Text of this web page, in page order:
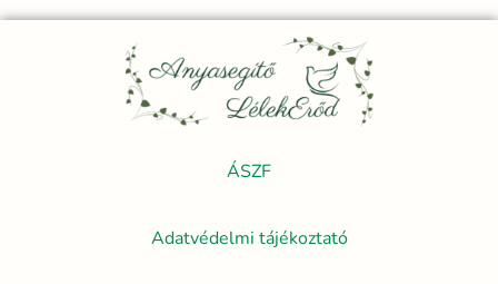
ÁSZF
Adatvédelmi tájékoztató